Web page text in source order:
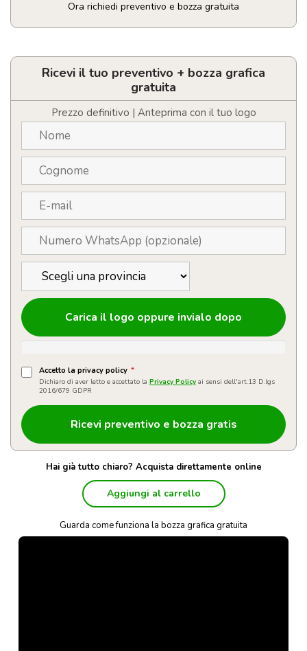
Ora richiedi preventivo e bozza gratuita
Porta
personalizzabile
quantità
Ricevi il tuo preventivo + bozza grafica
gratuita
Prezzo definitivo | Anteprima con il tuo logo
Carica il logo oppure invialo dopo
Accetto la privacy policy *
Dichiaro di aver letto e accettato la Privacy Policy ai sensi dell'art.13 D.lgs
2016/679 GDPR
Hai già tutto chiaro? Acquista direttamente online
Aggiungi al carrello
Guarda come funziona la bozza grafica gratuita